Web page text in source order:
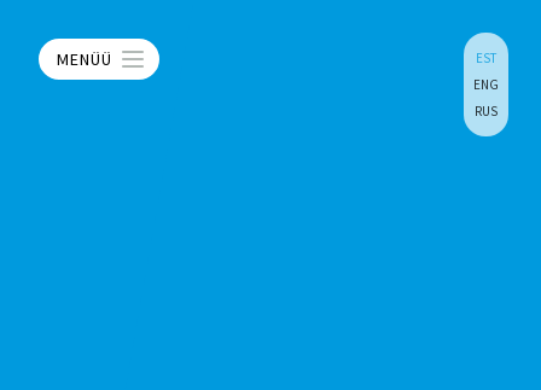
MENÜÜ
EST
ENG
RUS